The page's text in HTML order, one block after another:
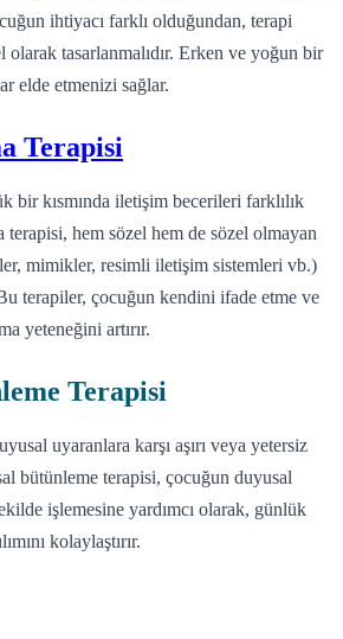
ihtiyacı farklı olduğundan, terapi
olarak tasarlanmalıdır. Erken ve yoğun bir
elde etmenizi sağlar.
Terapisi
bir kısmında iletişim becerileri farklılık
hem sözel hem de sözel olmayan
mimikler, resimli iletişim sistemleri vb.)
terapiler, çocuğun kendini ifade etme ve
yeteneğini artırır.
Terapisi
uyaranlara karşı aşırı veya yetersiz
bütünleme terapisi, çocuğun duyusal
işlemesine yardımcı olarak, günlük
kolaylaştırır.